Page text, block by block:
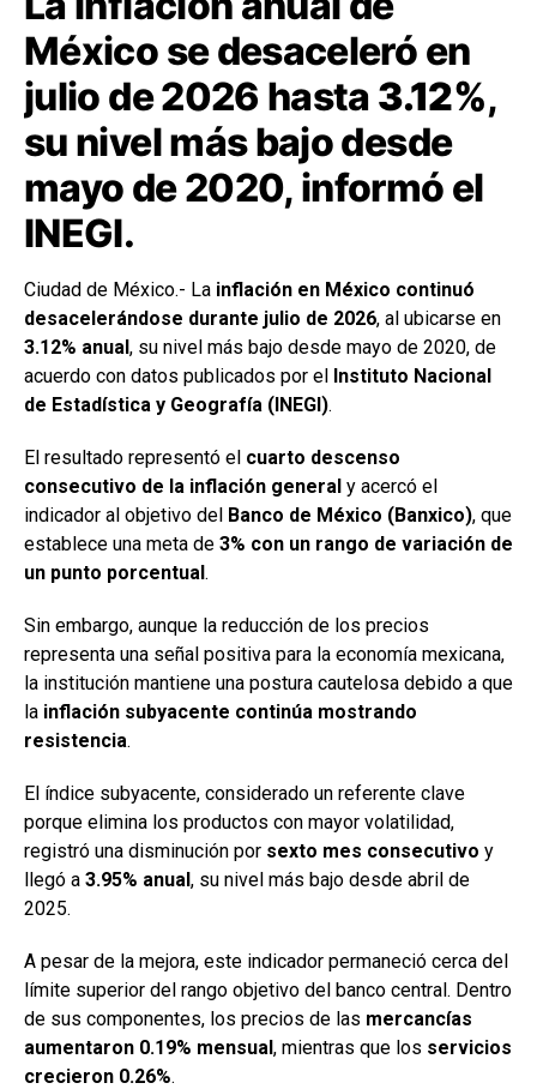
México se desaceleró en
julio de 2026 hasta 3.12%,
su nivel más bajo desde
mayo de 2020, informó el
INEGI.
Ciudad de México.- La inflación en México continuó
desacelerándose durante julio de 2026, al ubicarse en
3.12% anual, su nivel más bajo desde mayo de 2020, de
acuerdo con datos publicados por el Instituto Nacional
de Estadística y Geografía (INEGI).
El resultado representó el cuarto descenso
consecutivo de la inflación general y acercó el
indicador al objetivo del Banco de México (Banxico), que
establece una meta de 3% con un rango de variación de
un punto porcentual.
Sin embargo, aunque la reducción de los precios
representa una señal positiva para la economía mexicana,
la institución mantiene una postura cautelosa debido a que
la inflación subyacente continúa mostrando
resistencia.
El índice subyacente, considerado un referente clave
porque elimina los productos con mayor volatilidad,
registró una disminución por sexto mes consecutivo y
llegó a 3.95% anual, su nivel más bajo desde abril de
2025.
A pesar de la mejora, este indicador permaneció cerca del
límite superior del rango objetivo del banco central. Dentro
de sus componentes, los precios de las mercancías
aumentaron 0.19% mensual, mientras que los servicios
crecieron 0.26%.